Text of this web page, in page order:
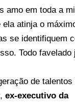
amo em toda a
atinja o
se identifiquem
Todo favelado
de talentos
, ex-executivo da